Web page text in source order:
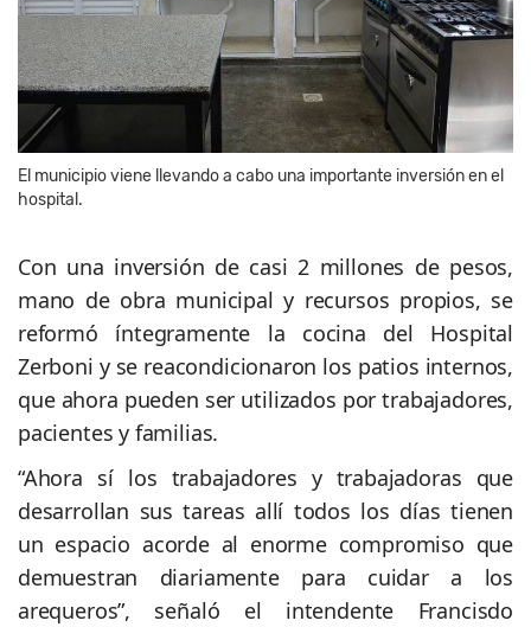
El municipio viene llevando a cabo una importante inversión en el
hospital.
Con una inversión de casi 2 millones de pesos,
mano de obra municipal y recursos propios, se
reformó íntegramente la cocina del Hospital
Zerboni y se reacondicionaron los patios internos,
que ahora pueden ser utilizados por trabajadores,
pacientes y familias.
“Ahora sí los trabajadores y trabajadoras que
desarrollan sus tareas allí todos los días tienen
un espacio acorde al enorme compromiso que
demuestran diariamente para cuidar a los
arequeros”, señaló el intendente Francisdo